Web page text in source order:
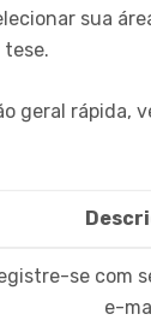
sua
tese.
geral rápida,
se com
e-